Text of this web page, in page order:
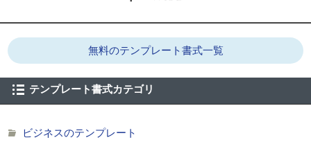
無料のテンプレート書式一覧
テンプレート書式カテゴリ
ビジネスのテンプレート